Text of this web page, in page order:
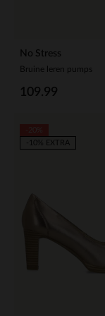
No Stress
Bruine leren pumps
109.99
-10% EXTRA